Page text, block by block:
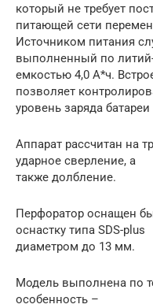
который не требует
питающей сети
Источником питания
выполненный по
емкостью 4,0 А*ч.
позволяет
уровень заряда
Аппарат рассчитан на
ударное сверление, а
также долбление.
Перфоратор оснащен
оснастку типа SDS-plus
диаметром до 13 мм.
Модель выполнена по
особенность –